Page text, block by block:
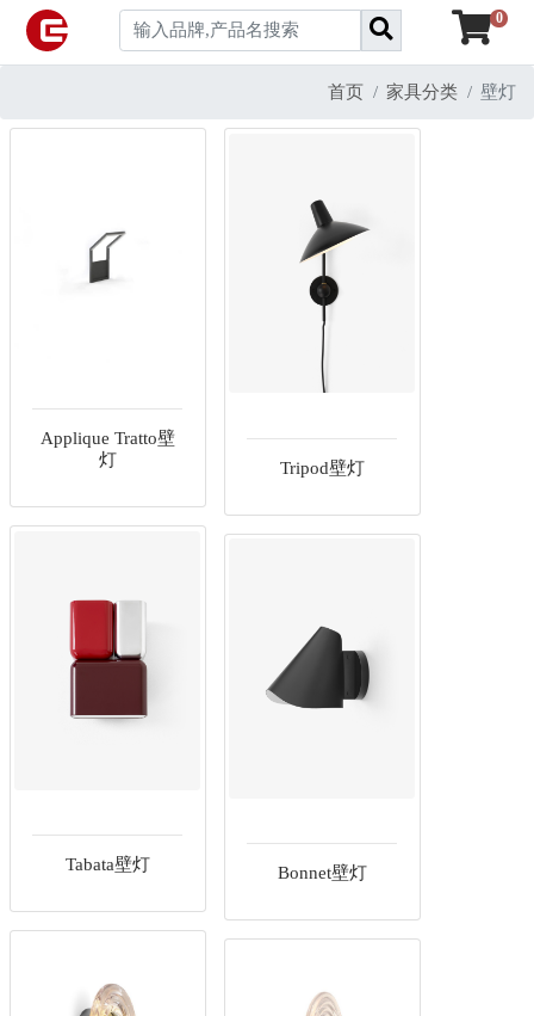
0
首页 家具分类 壁灯
Applique Tratto壁
灯
Tripod壁灯
Tabata壁灯 Bonnet壁灯